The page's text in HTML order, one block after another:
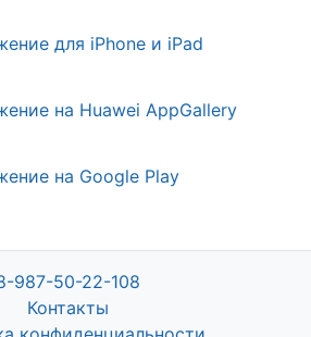
для iPhone и iPad
на Huawei AppGallery
на Google Play
987-50-22-108
Контакты